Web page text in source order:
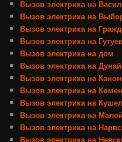
Вызов электрика на
Вызов электрика на
Вызов электрика на
Вызов электрика на
Вызов электрика на дом
Вызов электрика на
Вызов электрика на
Вызов электрика на
Вызов электрика на
Вызов электрика на
Вызов электрика на
Вызов электрика на